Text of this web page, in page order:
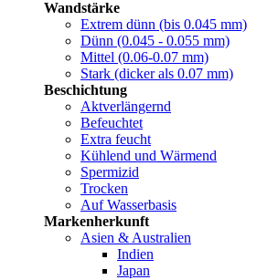
Wandstärke
Extrem dünn (bis 0.045 mm)
Dünn (0.045 - 0.055 mm)
Mittel (0.06-0.07 mm)
Stark (dicker als 0.07 mm)
Beschichtung
Aktverlängernd
Befeuchtet
Extra feucht
Kühlend und Wärmend
Spermizid
Trocken
Auf Wasserbasis
Markenherkunft
Asien & Australien
Indien
Japan